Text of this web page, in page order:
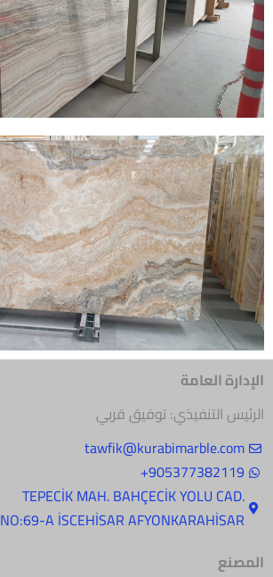
الإدارة العامة
الرئيس التنفيذي: توفيق قربي
tawfik@kurabimarble.com
905377382119+
.TEPECİK MAH. BAHÇECİK YOLU CAD
NO:69-A İSCEHİSAR AFYONKARAHİSAR
المصنع